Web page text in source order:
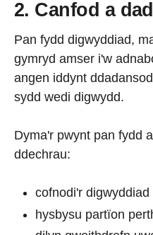
2. Canfod a
Pan fydd digwyddiad,
gymryd amser i'w
angen iddynt
sydd wedi digwydd.
Dyma'r pwynt pan fydd
ddechrau:
cofnodi'r digwyddiad
hysbysu partïon